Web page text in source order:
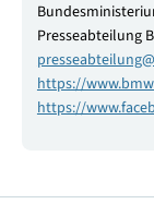
Presseabteilung
https://
https://